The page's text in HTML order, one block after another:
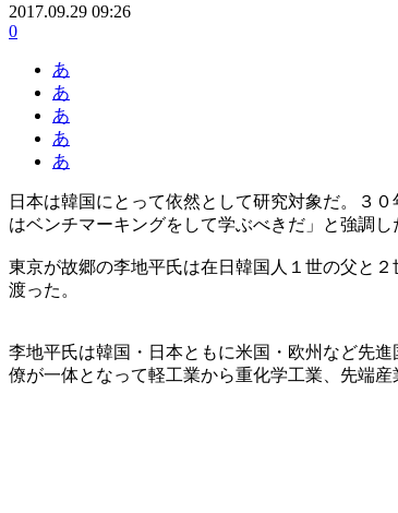
2017.09.29 09:26
0
あ
あ
あ
あ
あ
日本は韓国にとって依然として研究対象だ。３
はベンチマーキングをして学ぶべきだ」と強調し
東京が故郷の李地平氏は在日韓国人１世の父と
渡った。
李地平氏は韓国・日本ともに米国・欧州など先
僚が一体となって軽工業から重化学工業、先端